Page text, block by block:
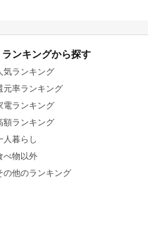
ランキングから探す
気ランキング
元率ランキング
電ランキング
額ランキング
人暮らし
べ物以外
の他のランキング